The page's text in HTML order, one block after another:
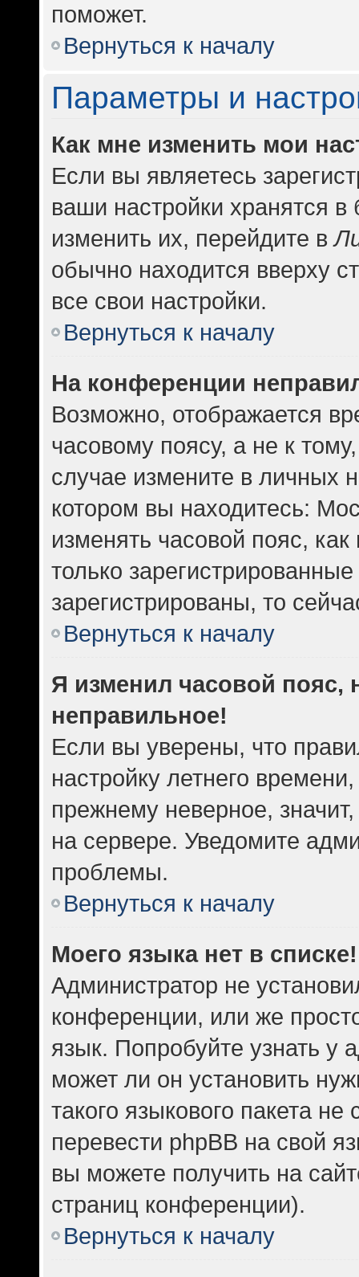
поможет.
Вернуться к началу
Параметры и
Как мне изменить мои
Если вы являетесь
ваши настройки хранятся
изменить их, перейдите в
обычно находится вверху
все свои настройки.
Вернуться к началу
На конференции
Возможно, отображается
часовому поясу, а не к
случае измените в личных
котором вы находитесь:
изменять часовой пояс,
только
зарегистрированы, то
Вернуться к началу
Я изменил часовой пояс,
неправильное!
Если вы уверены, что
настройку летнего
прежнему неверное,
на сервере. Уведомите
проблемы.
Вернуться к началу
Моего языка нет в списке!
Администратор не
конференции, или же
язык. Попробуйте узнать у
может ли он установить
такого языкового пакета
перевести phpBB на свой
вы можете получить на
страниц конференции).
Вернуться к началу